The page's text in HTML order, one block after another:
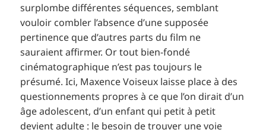
surplombe différentes séquences, semblant
vouloir combler l’absence d’une supposée
pertinence que d’autres parts du film ne
sauraient affirmer. Or tout bien-fondé
cinématographique n’est pas toujours le
présumé. Ici, Maxence Voiseux laisse place à des
questionnements propres à ce que l’on dirait d’un
âge adolescent, d’un enfant qui petit à petit
devient adulte : le besoin de trouver une voie